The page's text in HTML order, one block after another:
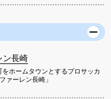
ン長崎
をホームタウンとするプロサッカ
ァーレン長崎」